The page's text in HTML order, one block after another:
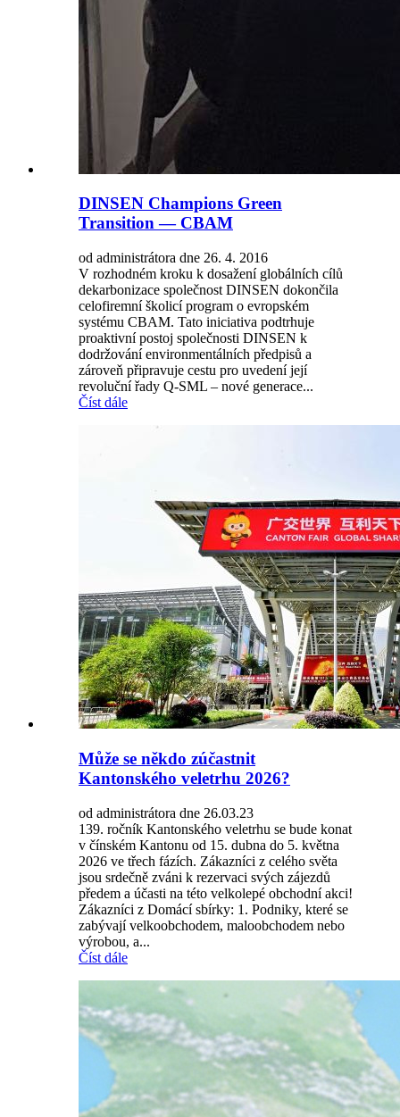
DINSEN Champions Green
Transition — CBAM
od administrátora dne 26. 4. 2016
V rozhodném kroku k dosažení globálních cílů
dekarbonizace společnost DINSEN dokončila
celofiremní školicí program o evropském
systému CBAM. Tato iniciativa podtrhuje
proaktivní postoj společnosti DINSEN k
dodržování environmentálních předpisů a
zároveň připravuje cestu pro uvedení její
revoluční řady Q-SML – nové generace...
Číst dále
Může se někdo zúčastnit
Kantonského veletrhu 2026?
od administrátora dne 26.03.23
139. ročník Kantonského veletrhu se bude konat
v čínském Kantonu od 15. dubna do 5. května
2026 ve třech fázích. Zákazníci z celého světa
jsou srdečně zváni k rezervaci svých zájezdů
předem a účasti na této velkolepé obchodní akci!
Zákazníci z Domácí sbírky: 1. Podniky, které se
zabývají velkoobchodem, maloobchodem nebo
výrobou, a...
Číst dále